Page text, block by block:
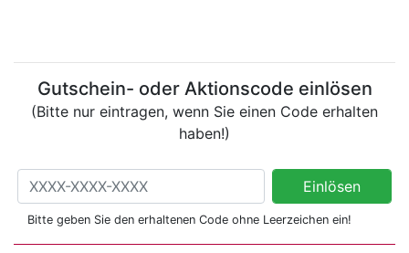
Gutschein- oder Aktionscode einlösen
(Bitte nur eintragen, wenn Sie einen Code erhalten
haben!)
Gutschein- oder Aktionscode einlösen
(Bitte nur eintragen, wenn Sie einen Code erhalten haben!)
Einlösen
Bitte geben Sie den erhaltenen Code ohne Leerzeichen ein!